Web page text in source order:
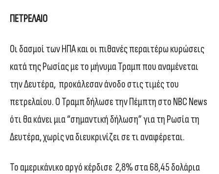
ΠΕΤΡΕΛΑΙΟ
Οι δασμοί των ΗΠΑ και οι πιθανές περαιτέρω κυρώσεις
κατά της Ρωσίας με το μήνυμα Τραμπ που αναμένεται
την Δευτέρα, προκάλεσαν άνοδο στις τιμές του
πετρελαίου. Ο Τραμπ δήλωσε την Πέμπτη στο NBC News
ότι θα κάνει μια “σημαντική δήλωση” για τη Ρωσία τη
Δευτέρα, χωρίς να διευκρινίζει σε τι αναφέρεται.
Το αμερικάνικο αργό κέρδισε 2,8% στα 68,45 δολάρια